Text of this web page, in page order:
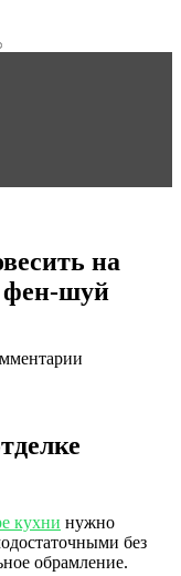
на
фен-шуй
кухни нужно
без
обрамление.